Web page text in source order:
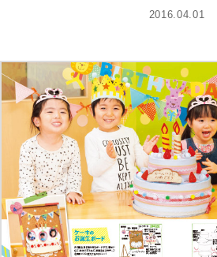
2016.04.01